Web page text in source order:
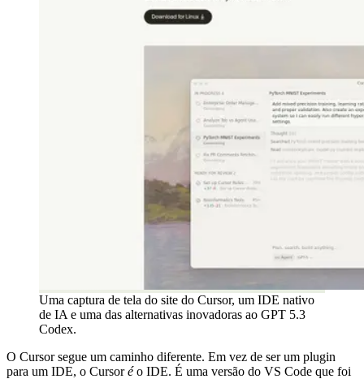
Uma captura de tela do site do Cursor, um IDE nativo
de IA e uma das alternativas inovadoras ao GPT 5.3
Codex.
O Cursor segue um caminho diferente. Em vez de ser um plugin
para um IDE, o Cursoréo IDE. É uma versão do VS Code que foi